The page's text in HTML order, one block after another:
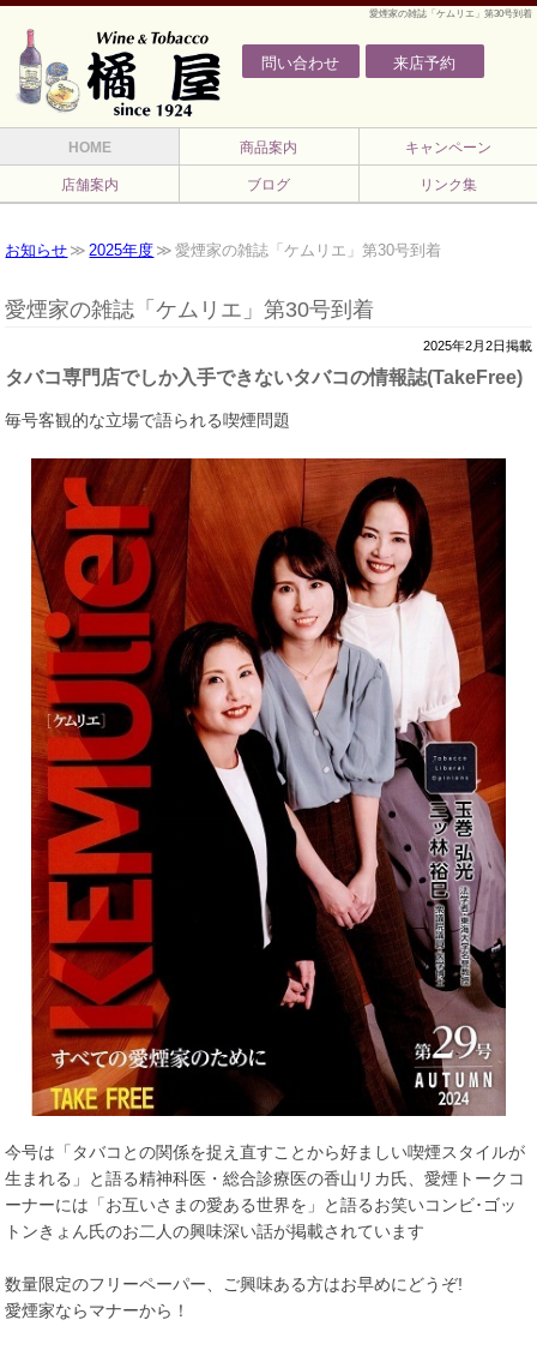
愛煙家の雑誌「ケムリエ」第30号到着
問い合わせ 来店予約
HOME 商品案内 キャンペーン
店舗案内 ブログ リンク集
お知らせ 2025年度 愛煙家の雑誌「ケムリエ」第30号到着
愛煙家の雑誌「ケムリエ」第30号到着
2025年2月2日掲載
タバコ専門店でしか入手できないタバコの情報誌(TakeFree)
毎号客観的な立場で語られる喫煙問題
今号は「タバコとの関係を捉え直すことから好ましい喫煙スタイルが
生まれる」と語る精神科医・総合診療医の香山リカ氏、愛煙トークコ
ーナーには「お互いさまの愛ある世界を」と語るお笑いコンビ･ゴッ
トンきょん氏のお二人の興味深い話が掲載されています
数量限定のフリーペーパー、ご興味ある方はお早めにどうぞ!
愛煙家ならマナーから！